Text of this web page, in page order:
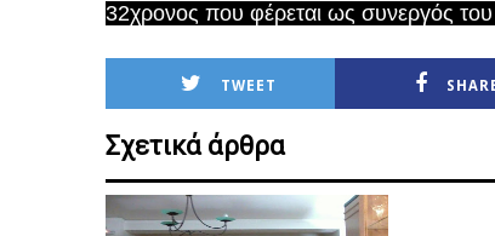
32χρονος που φέρεται ως συνεργός
TWEET
Σχετικά άρθρα